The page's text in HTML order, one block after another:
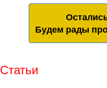
Будем рады
Статьи